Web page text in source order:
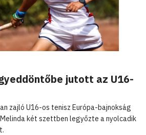
jutott az U16-
zajló U16-os tenisz Európa-bajnokság
két szettben legyőzte a nyolcadik